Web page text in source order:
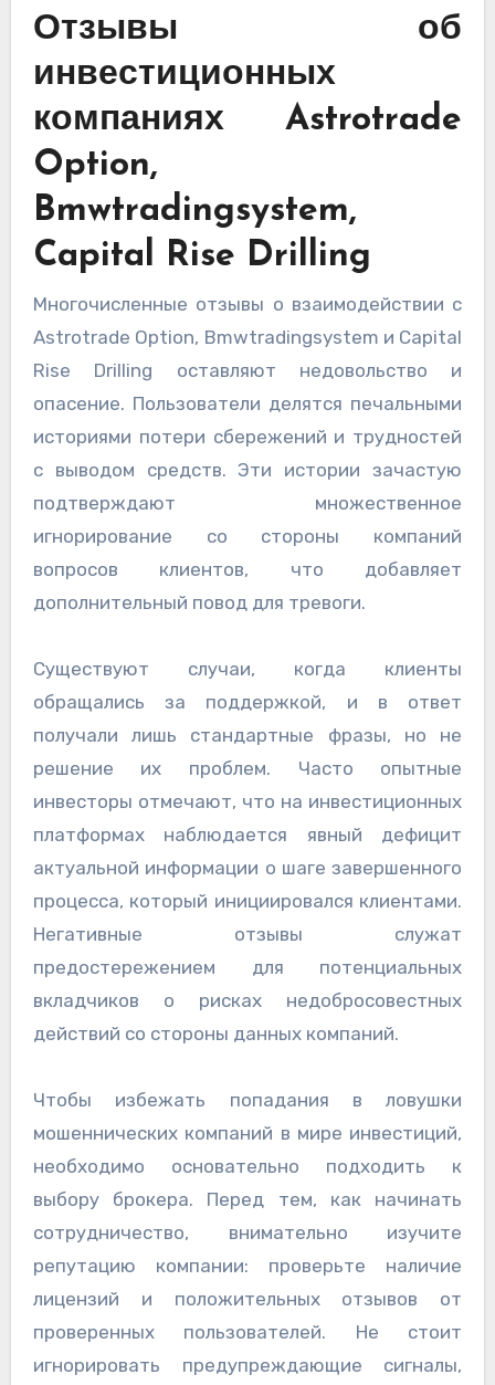
Отзывы об
инвестиционных
компаниях Astrotrade
Option,
Bmwtradingsystem,
Capital Rise Drilling
Многочисленные отзывы о взаимодействии с
Astrotrade Option, Bmwtradingsystem и Capital
Rise Drilling оставляют недовольство и
опасение. Пользователи делятся печальными
историями потери сбережений и трудностей
с выводом средств. Эти истории зачастую
подтверждают множественное
игнорирование со стороны компаний
вопросов клиентов, что добавляет
дополнительный повод для тревоги.
Существуют случаи, когда клиенты
обращались за поддержкой, и в ответ
получали лишь стандартные фразы, но не
решение их проблем. Часто опытные
инвесторы отмечают, что на инвестиционных
платформах наблюдается явный дефицит
актуальной информации о шаге завершенного
процесса, который инициировался клиентами.
Негативные отзывы служат
предостережением для потенциальных
вкладчиков о рисках недобросовестных
действий со стороны данных компаний.
Чтобы избежать попадания в ловушки
мошеннических компаний в мире инвестиций,
необходимо основательно подходить к
выбору брокера. Перед тем, как начинать
сотрудничество, внимательно изучите
репутацию компании: проверьте наличие
лицензий и положительных отзывов от
проверенных пользователей. Не стоит
игнорировать предупреждающие сигналы,